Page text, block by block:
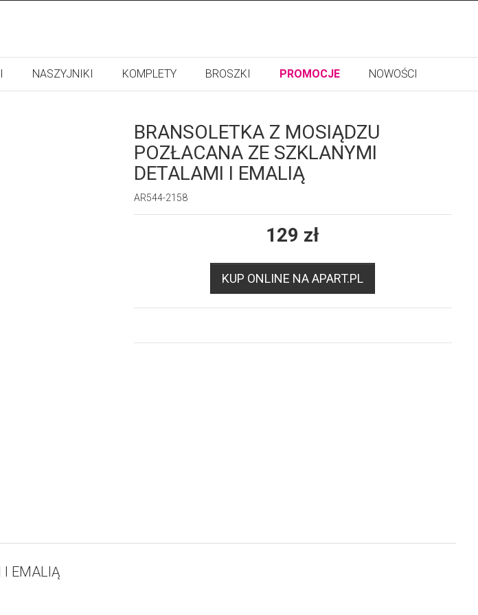
NASZYJNIKI KOMPLETY BROSZKI PROMOCJE NOWOŚCI
BRANSOLETKA Z MOSIĄDZU
POZŁACANA ZE SZKLANYMI
DETALAMI I EMALIĄ
AR544-2158
129 zł
KUP ONLINE NA APART.PL
I EMALIĄ